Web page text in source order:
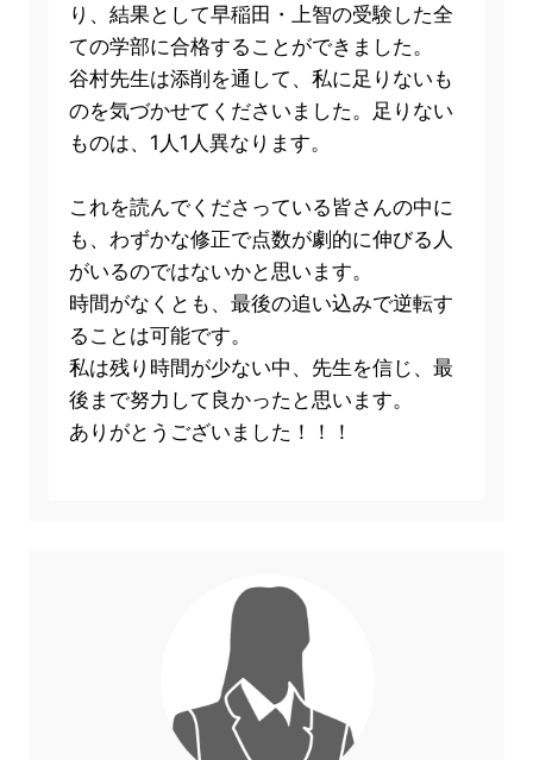
り、結果として早稲田・上智の受験した全
ての学部に合格することができました。
谷村先生は添削を通して、私に足りないも
のを気づかせてくださいました。足りない
ものは、1人1人異なります。
これを読んでくださっている皆さんの中に
も、わずかな修正で点数が劇的に伸びる人
がいるのではないかと思います。
時間がなくとも、最後の追い込みで逆転す
ることは可能です。
私は残り時間が少ない中、先生を信じ、最
後まで努力して良かったと思います。
ありがとうございました！！！